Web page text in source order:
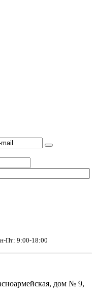
Пт: 9:00-18:00
дом № 9,